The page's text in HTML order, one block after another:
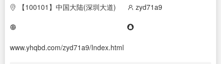
【100101】中国大陆(深圳大道) zyd71a9
www.yhqbd.com/zyd71a9/Index.html